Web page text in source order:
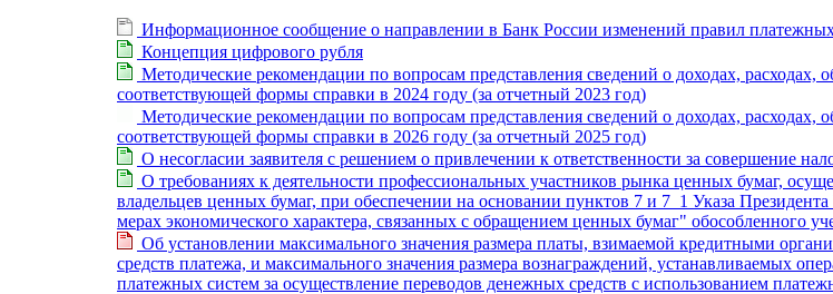
Информационное сообщение о направлении в Банк России изменений правил
Концепция цифрового рубля
Методические рекомендации по вопросам представления сведений о доходах, расходах,
соответствующей формы справки в 2024 году (за отчетный 2023 год)
Методические рекомендации по вопросам представления сведений о доходах, расходах,
соответствующей формы справки в 2026 году (за отчетный 2025 год)
О несогласии заявителя с решением о привлечении к ответственности за совершение
О требованиях к деятельности профессиональных участников рынка ценных бумаг,
владельцев ценных бумаг, при обеспечении на основании пунктов 7 и 7_1 Указа
мерах экономического характера, связанных с обращением ценных бумаг" обособленного
Об установлении максимального значения размера платы, взимаемой кредитными
средств платежа, и максимального значения размера вознаграждений, устанавливаемых
платежных систем за осуществление переводов денежных средств с использованием